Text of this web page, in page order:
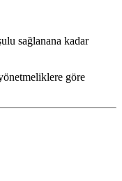
sağlanana kadar
göre